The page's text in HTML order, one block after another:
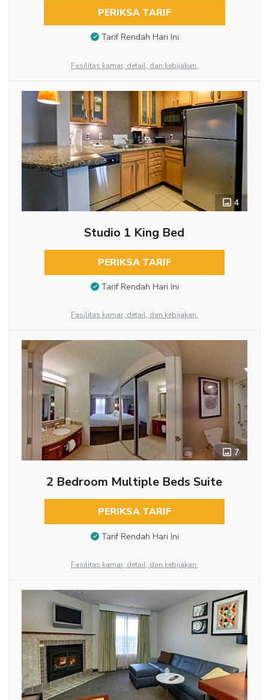
PERIKSA TARIF
Tarif Rendah Hari Ini
Fasilitas kamar, detail, dan kebijakan.
4
Studio 1 King Bed
PERIKSA TARIF
Tarif Rendah Hari Ini
Fasilitas kamar, detail, dan kebijakan.
7
2 Bedroom Multiple Beds Suite
PERIKSA TARIF
Tarif Rendah Hari Ini
Fasilitas kamar, detail, dan kebijakan.